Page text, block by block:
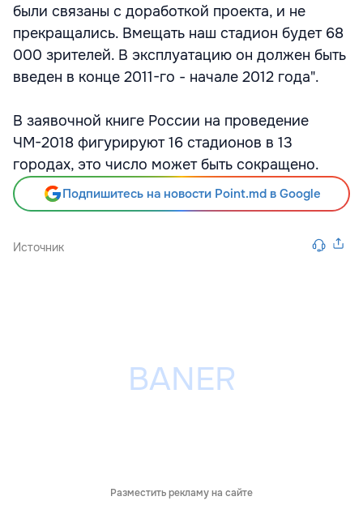
были связаны с доработкой проекта, и не
прекращались. Вмещать наш стадион будет 68
000 зрителей. В эксплуатацию он должен быть
введен в конце 2011-го - начале 2012 года".
В заявочной книге России на проведение
ЧМ-2018 фигурируют 16 стадионов в 13
городах, это число может быть сокращено.
Подпишитесь на новости Point.md в Google
Источник
Разместить рекламу на сайте